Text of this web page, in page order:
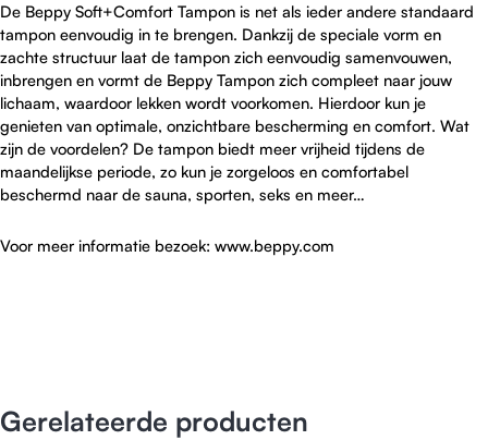
De Beppy Soft+Comfort Tampon is net als ieder andere standaard
tampon eenvoudig in te brengen. Dankzij de speciale vorm en
zachte structuur laat de tampon zich eenvoudig samenvouwen,
inbrengen en vormt de Beppy Tampon zich compleet naar jouw
lichaam, waardoor lekken wordt voorkomen. Hierdoor kun je
genieten van optimale, onzichtbare bescherming en comfort. Wat
zijn de voordelen? De tampon biedt meer vrijheid tijdens de
maandelijkse periode, zo kun je zorgeloos en comfortabel
beschermd naar de sauna, sporten, seks en meer…
Voor meer informatie bezoek: www.beppy.com
Gerelateerde producten